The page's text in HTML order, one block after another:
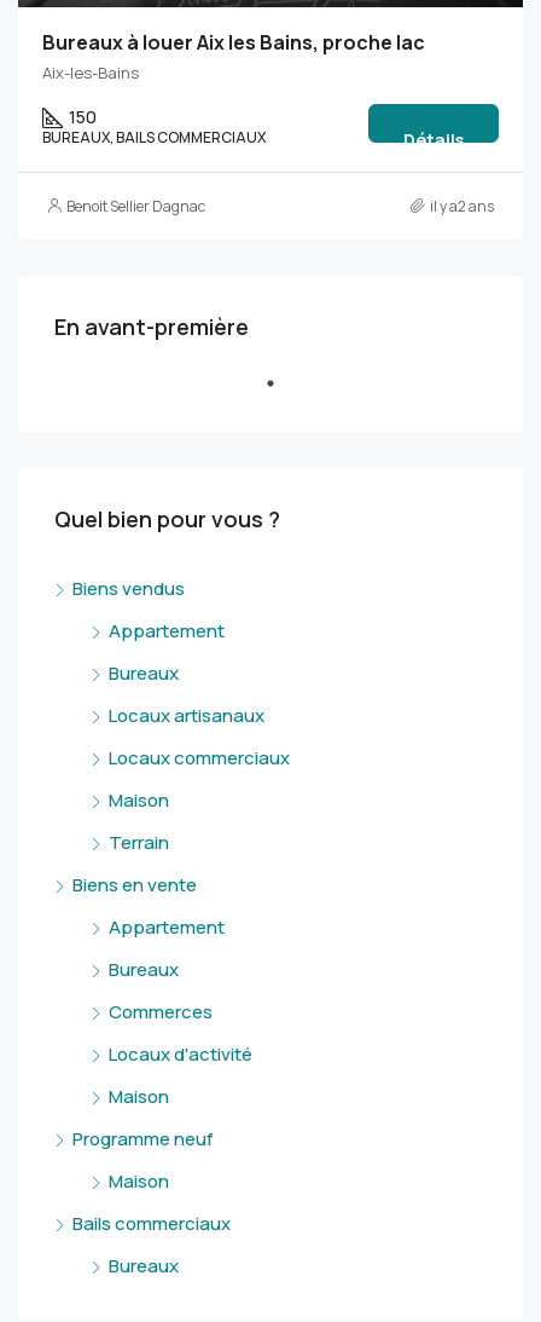
Bureaux à louer Aix les Bains, proche lac
Aix-les-Bains
150
BUREAUX, BAILS COMMERCIAUX Détails
Benoit Sellier Dagnac il y a2 ans
En avant-première
Quel bien pour vous ?
Biens vendus
Appartement
Bureaux
Locaux artisanaux
Locaux commerciaux
Maison
Terrain
Biens en vente
Appartement
Bureaux
Commerces
Locaux d'activité
Maison
Programme neuf
Maison
Bails commerciaux
Bureaux